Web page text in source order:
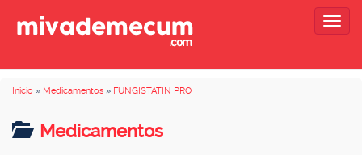
Inicio » Medicamentos » FUNGISTATIN PRO
Medicamentos